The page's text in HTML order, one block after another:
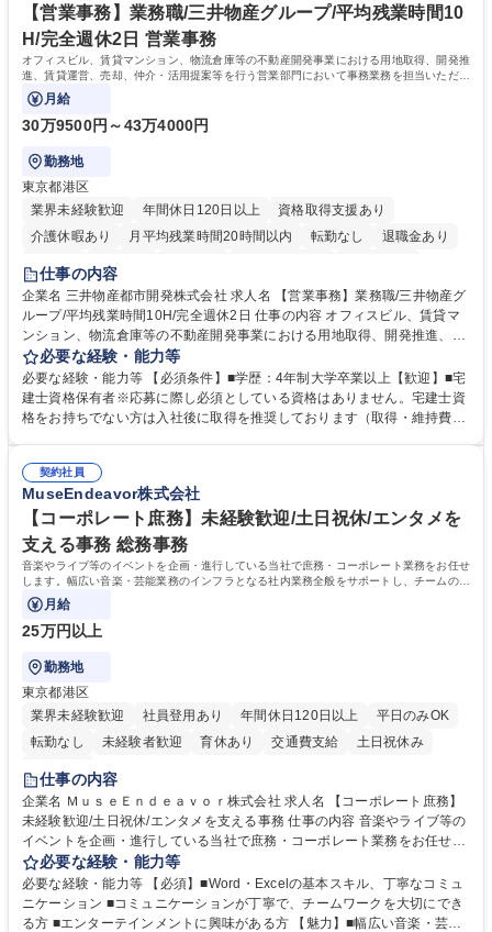
れている方 学歴・資格 学歴：大学院 大学 高専 短大 専修学校 語学力： 資
格：
【営業事務】業務職/三井物産グループ/平均残業時間10
H/完全週休2日 営業事務
オフィスビル、賃貸マンション、物流倉庫等の不動産開発事業における用地取得、開発推
進、賃貸運営、売却、仲介・活用提案等を行う営業部門において事務業務を担当いただき
ます。
月給
30万9500円～43万4000円
勤務地
東京都港区
業界未経験歓迎
年間休日120日以上
資格取得支援あり
介護休暇あり
月平均残業時間20時間以内 転勤なし
退職金あり
在宅OK
賞与あり
駅近5分以内
土日祝休み 寮・社宅あり
仕事の内容
企業名 三井物産都市開発株式会社 求人名 【営業事務】業務職/三井物産グ
ループ/平均残業時間10H/完全週休2日 仕事の内容 オフィスビル、賃貸マ
ンション、物流倉庫等の不動産開発事業における用地取得、開発推進、賃
貸運営、売却、仲介・活用提案等を行う営業部門において事務業務を担当
いただきます。 【詳細】・契約書管理、契約書製本、捺印対応、ファイリ
ング、登記簿取得、調書取得・支払業務（各種費用支払、支払管理、請
求・支払データ登録、取引先マスター申請対応）・予算作成及び予実管
の他に担当頂く業務が発生する場合があります。 募集職種 【営業事務】
業務職/三井物産グループ/平均残業時間10H/完全週休2日
必要な経験・能力等
必要な経験・能力等 【必須条件】■学歴：4年制大学卒業以上【歓迎】■宅
建士資格保有者※応募に際し必須としている資格はありません。宅建士資
格をお持ちでない方は入社後に取得を推奨しております（取得・維持費用
ション力がある方。 ・チャレンジを厭わず、粘り強く業務に取り組める
方。多様な関係者と謙虚に信頼関係を構築でき、期限を意識したスケジュ
ール管理が出来る方。※将来的に他部署（営業部門、コーポレート部門）
へのジョブローテーションの可能性があります。 学歴・資格 学歴：大学
院 大学 語学力： 資格：宅地建物取引士
契約社員
MuseEndeavor株式会社
【コーポレート庶務】未経験歓迎/土日祝休/エンタメを
支える事務 総務事務
音楽やライブ等のイベントを企画・進行している当社で庶務・コーポレート業務をお任せ
します。幅広い音楽・芸能業務のインフラとなる社内業務全般をサポートし、チームの円
滑な運営を支えていただきます。
月給
25万円以上
勤務地
東京都港区
業界未経験歓迎
社員登用あり 年間休日120日以上
平日のみOK
転勤なし
未経験者歓迎 育休あり 交通費支給
土日祝休み
服装自由
仕事の内容
企業名 ＭｕｓｅＥｎｄｅａｖｏｒ株式会社 求人名 【コーポレート庶務】
未経験歓迎/土日祝休/エンタメを支える事務 仕事の内容 音楽やライブ等の
イベントを企画・進行している当社で庶務・コーポレート業務をお任せし
ます。幅広い音楽・芸能業務のインフラとなる社内業務全般をサポート
し、チームの円滑な運営を支えていただきます。 ■社内の庶務・一般事務
全般、書類整理、備品管理・発注 ■郵便物の仕分け、来客・電話対応、社
内環境の維持サポート ■経理や人事/採用の外注事業者とのやりとり・プロ
必要な経験・能力等
必要な経験・能力等 【必須】■Word・Excelの基本スキル、丁寧なコミュ
ニケーション ■コミュニケーションが丁寧で、チームワークを大切にでき
る方 ■エンターテインメントに興味がある方 【魅力】■幅広い音楽・芸能